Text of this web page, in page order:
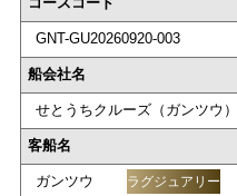
GNT-GU20260920-003
船会社名
せとうちクルーズ（ガンツウ）
客船名
ガンツウ ラグジュアリー